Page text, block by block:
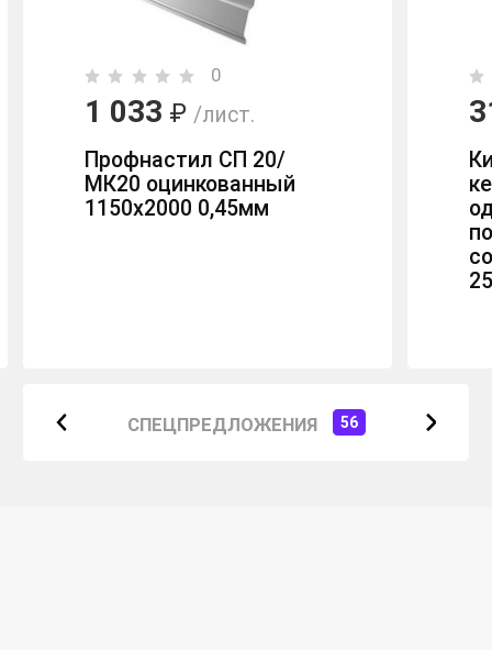
СПЕЦПРЕДЛОЖЕНИЯ 56
0
1 033 ₽ /лист.
Профнастил СП 20/
МК20 оцинкованный
1150х2000 0,45мм